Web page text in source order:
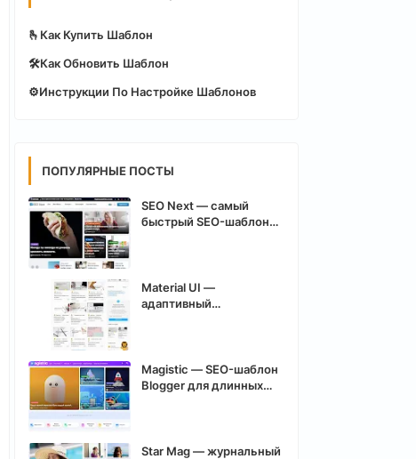
🫰Как Купить Шаблон
🛠️Как Обновить Шаблон
⚙️Инструкции По Настройке Шаблонов
ПОПУЛЯРНЫЕ ПОСТЫ
SEO Next — самый
быстрый SEO-шаблон
Material UI —
адаптивный
интерфейсом
Magistic — SEO-шаблон
Blogger для длинных
Star Mag — журнальный